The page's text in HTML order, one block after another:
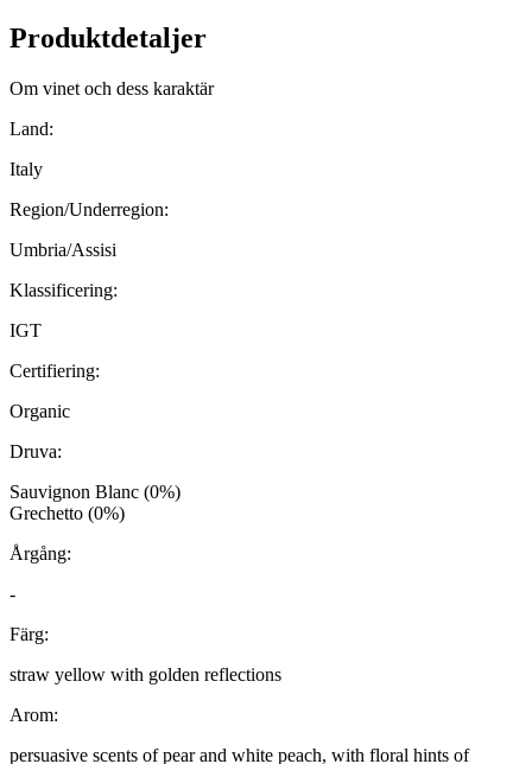
Produktdetaljer
Om vinet och dess karaktär
Land:
Italy
Region/Underregion:
Umbria/Assisi
Klassificering:
IGT
Certifiering:
Organic
Druva:
Sauvignon Blanc (0%)
Grechetto (0%)
Årgång:
-
Färg:
straw yellow with golden reflections
Arom:
persuasive scents of pear and white peach, with floral hints of